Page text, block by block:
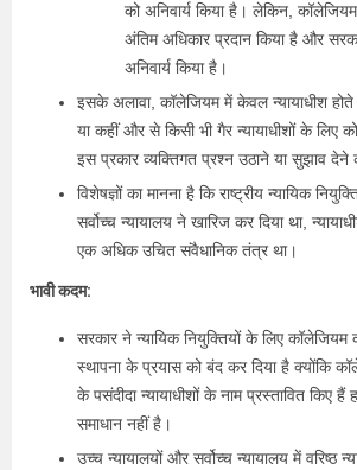
को अनिवार्य किया है। लेकिन,
अंतिम अधिकार प्रदान किया है और
अनिवार्य किया है।
इसके अलावा, कॉलेजियम में केवल न्यायाधीश होते
या कहीं और से किसी भी गैर न्यायाधीशों के लिए
इस प्रकार व्यक्तिगत प्रश्न उठाने या सुझाव देने
विशेषज्ञों का मानना है कि राष्ट्रीय न्यायिक
सर्वोच्च न्यायालय ने खारिज कर दिया था,
एक अधिक उचित संवैधानिक तंत्र था।
भावी कदम:
सरकार ने न्यायिक नियुक्तियों के लिए
स्थापना के प्रयास को बंद कर दिया है क्योंकि
के पसंदीदा न्यायाधीशों के नाम प्रस्तावित किए
समाधान नहीं है।
उच्च न्यायालयों और सर्वोच्च न्यायालय में वरिष्ठ